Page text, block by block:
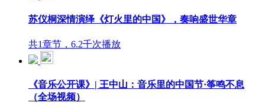
苏仪桐深情演绎《灯火里的中国》，奏响盛世华章
共1章节，6.2千次播放
《音乐公开课》| 王中山：音乐里的中国节·筝鸣不息
（全场视频）